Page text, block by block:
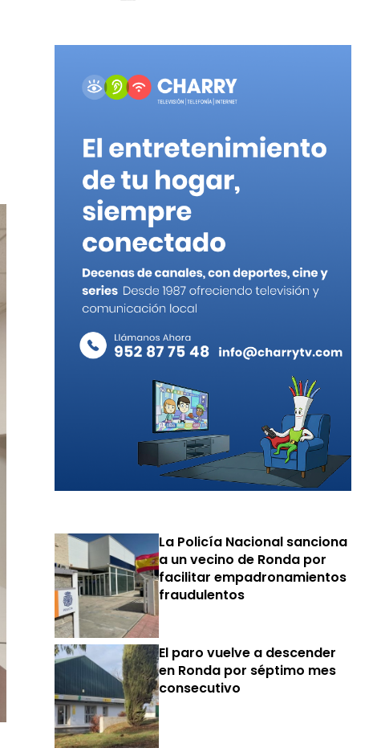
La Policía Nacional sanciona
a un vecino de Ronda por
facilitar empadronamientos
fraudulentos
El paro vuelve a descender
en Ronda por séptimo mes
consecutivo